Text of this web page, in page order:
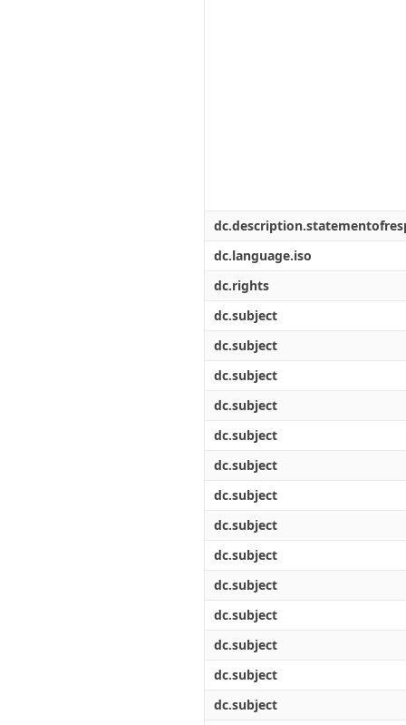
dc.language.iso
dc.rights
dc.subject
dc.subject
dc.subject
dc.subject
dc.subject
dc.subject
dc.subject
dc.subject
dc.subject
dc.subject
dc.subject
dc.subject
dc.subject
dc.subject